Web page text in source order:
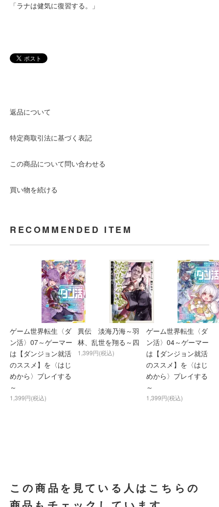
「ラナは健気に復習する。」
返品について
特定商取引法に基づく表記
この商品について問い合わせる
買い物を続ける
RECOMMENDED ITEM
ゲーム世界転生〈ダ
ン活〉07～ゲーマー
は【ダンジョン就活
のススメ】を〈はじ
めから〉プレイする
～
1,399円(税込)
異伝 淡海乃海～羽
林、乱世を翔る～四
1,399円(税込)
ゲーム世界転生〈ダ
ン活〉04～ゲーマー
は【ダンジョン就活
のススメ】を〈はじ
めから〉プレイする
～
1,399円(税込)
この商品を見ている人はこちらの